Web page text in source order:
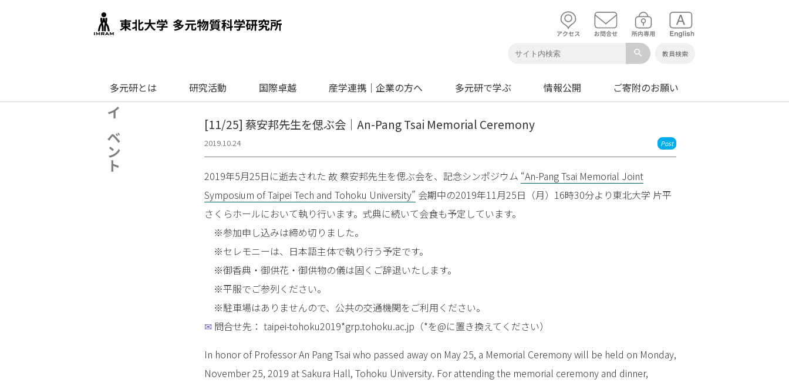
search 教員検索
多元研とは 研究活動 国際卓越 産学連携｜企業の方へ 多元研で学ぶ 情報公開 ご寄附のお願い
イベント [11/25] 蔡安邦先生を偲ぶ会｜An-Pang Tsai Memorial Ceremony
2019.10.24 Post
2019年5月25日に逝去された 故 蔡安邦先生を偲ぶ会を、記念シンポジウム “An-Pang Tsai Memorial Joint
Symposium of Taipei Tech and Tohoku University” 会期中の2019年11月25日（月）16時30分より東北大学 片平
さくらホールにおいて執り行います。式典に続いて会食も予定しています。
※参加申し込みは締め切りました。
※セレモニーは、日本語主体で執り行う予定です。
※御香典・御供花・御供物の儀は固くご辞退いたします。
※平服でご参列ください。
※駐車場はありませんので、公共の交通機関をご利用ください。
✉ 問合せ先： taipei-tohoku2019*grp.tohoku.ac.jp（*を@に置き換えてください）
In honor of Professor An Pang Tsai who passed away on May 25, a Memorial Ceremony will be held on Monday,
November 25, 2019 at Sakura Hall, Tohoku University. For attending the memorial ceremony and dinner,